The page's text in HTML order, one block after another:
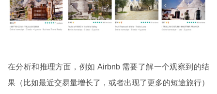
在分析和推理方面，例如 Airbnb 需要了解一个观察到的结
果（比如最近交易量增长了，或者出现了更多的短途旅行）